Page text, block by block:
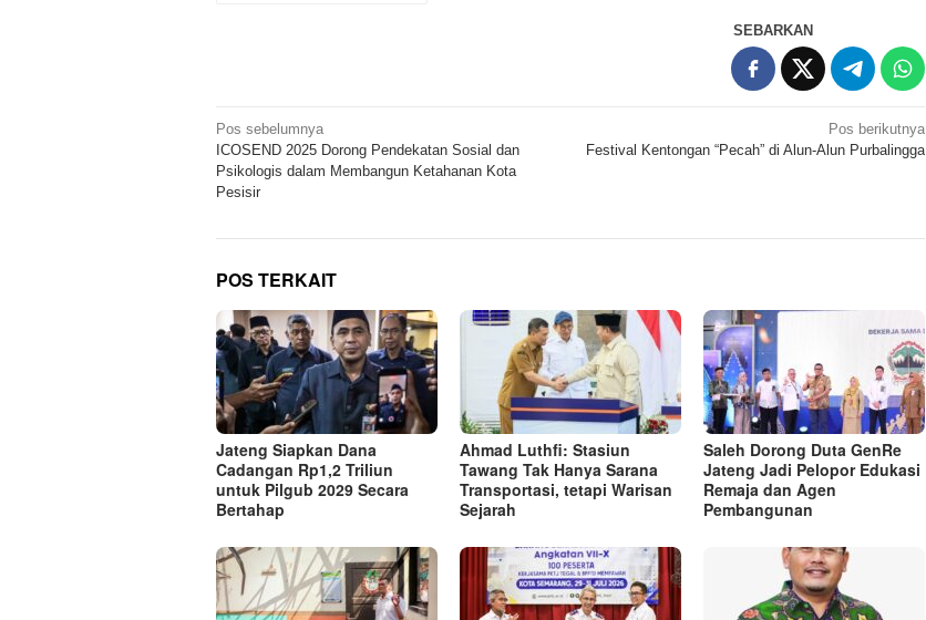
SEBARKAN
Navigasi
pos
Pos sebelumnya
ICOSEND 2025 Dorong Pendekatan Sosial dan
Psikologis dalam Membangun Ketahanan Kota
Pesisir
Pos berikutnya
Festival Kentongan “Pecah” di Alun-Alun Purbalingga
POS TERKAIT
Jateng Siapkan Dana
Cadangan Rp1,2 Triliun
untuk Pilgub 2029 Secara
Bertahap
Ahmad Luthfi: Stasiun
Tawang Tak Hanya Sarana
Transportasi, tetapi Warisan
Sejarah
Saleh Dorong Duta GenRe
Jateng Jadi Pelopor Edukasi
Remaja dan Agen
Pembangunan